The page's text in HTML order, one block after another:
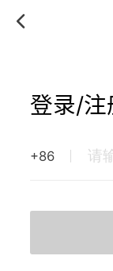
登录/注
+86